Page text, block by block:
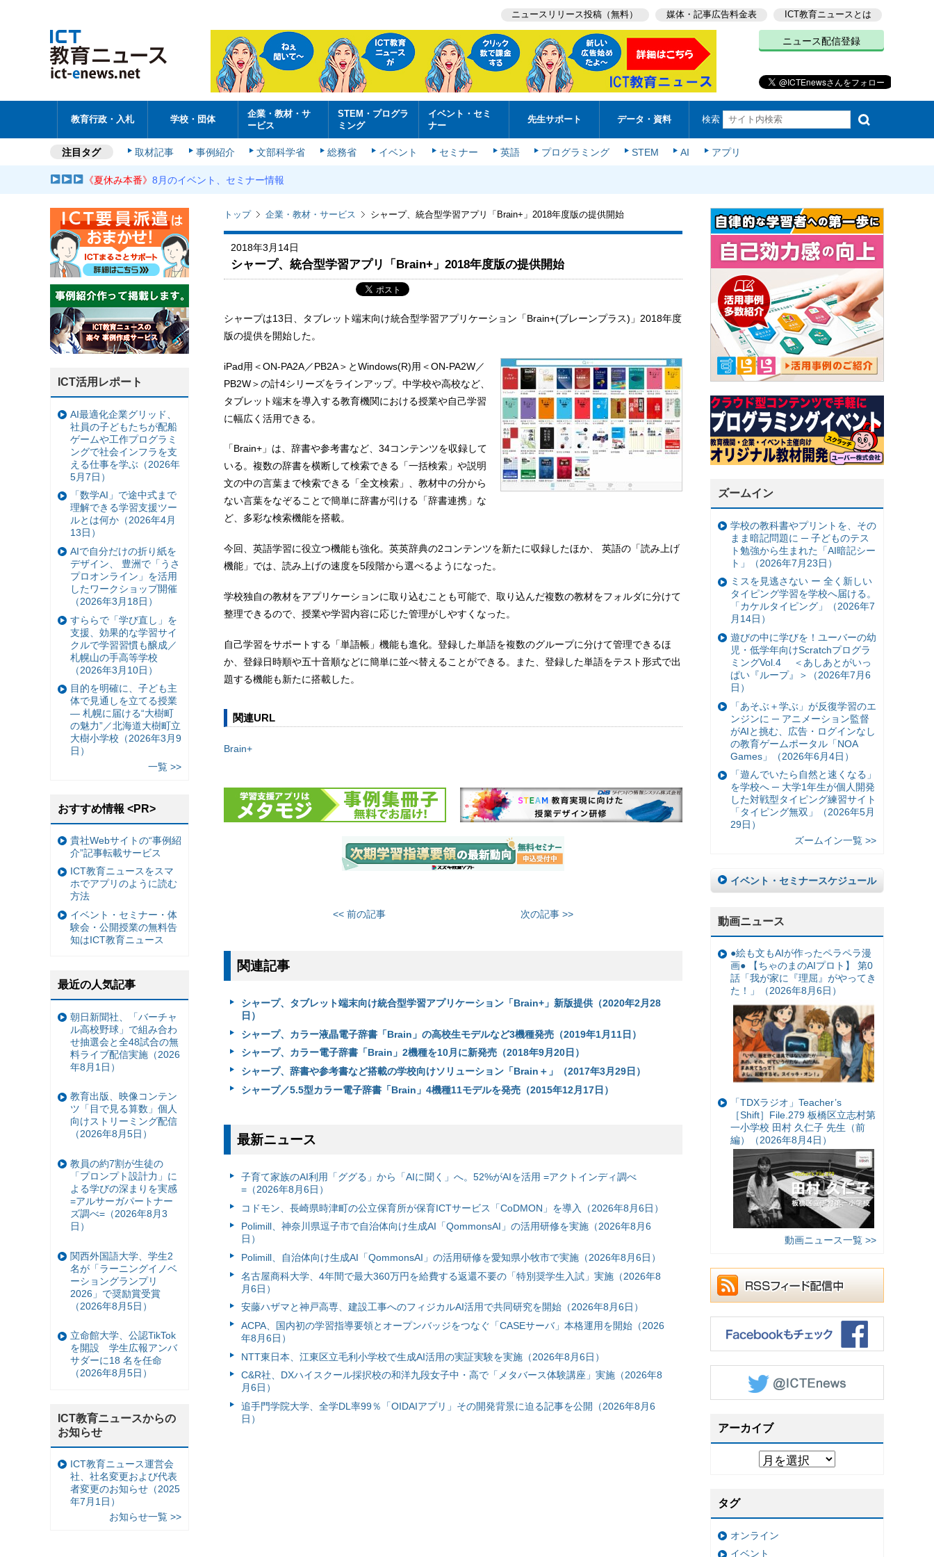
ニュースリリース投稿（無料） 媒体・記事広告料金表 ICT教育ニュースとは
ニュース配信登録
教育行政・入札 学校・団体
企業・教材・サ
ービス
STEM・プログラ
ミング
イベント・セミ
ナー
先生サポート データ・資料 検索
注目タグ 取材記事 事例紹介 文部科学省 総務省 イベント セミナー 英語 プログラミング STEM AI アプリ
《夏休み本番》8月のイベント、セミナー情報
トップ 企業・教材・サービス シャープ、統合型学習アプリ「Brain+」2018年度版の提供開始
2018年3月14日
シャープ、統合型学習アプリ「Brain+」2018年度版の提供開始
シャープは13日、タブレット端末向け統合型学習アプリケーション「Brain+(ブレーンプラス)」2018年度
版の提供を開始した。
iPad用＜ON-PA2A／PB2A＞とWindows(R)用＜ON-PA2W／
PB2W＞の計4シリーズをラインアップ。中学校や高校など、
タブレット端末を導入する教育機関における授業や自己学習
に幅広く活用できる。
「Brain+」は、辞書や参考書など、34コンテンツを収録して
いる。複数の辞書を横断して検索できる「一括検索」や説明
文の中の言葉まで検索できる「全文検索」、教材中の分から
ない言葉をなぞることで簡単に辞書が引ける「辞書連携」な
ど、多彩な検索機能を搭載。
今回、英語学習に役立つ機能も強化。英英辞典の2コンテンツを新たに収録したほか、 英語の「読み上げ
機能」では、読み上げの速度を5段階から選べるようになった。
学校独自の教材をアプリケーションに取り込むことも可能で、取り込んだ複数の教材をフォルダに分けて
整理できるので、授業や学習内容に応じた管理がしやすくなった。
自己学習をサポートする「単語帳」機能も進化。登録した単語を複数のグループに分けて管理できるほ
か、登録日時順や五十音順などに簡単に並べ替えることができる。また、登録した単語をテスト形式で出
題する機能も新たに搭載した。
関連URL
Brain+
<< 前の記事 次の記事 >>
関連記事
シャープ、タブレット端末向け統合型学習アプリケーション「Brain+」新版提供（2020年2月28
日）
シャープ、カラー液晶電子辞書「Brain」の高校生モデルなど3機種発売（2019年1月11日）
シャープ、カラー電子辞書「Brain」2機種を10月に新発売（2018年9月20日）
シャープ、辞書や参考書など搭載の学校向けソリューション「Brain＋」（2017年3月29日）
シャープ／5.5型カラー電子辞書「Brain」4機種11モデルを発売（2015年12月17日）
最新ニュース
子育て家族のAI利用「ググる」から「AIに聞く」へ。52%がAIを活用 =アクトインディ調べ
=（2026年8月6日）
コドモン、長崎県時津町の公立保育所が保育ICTサービス「CoDMON」を導入（2026年8月6日）
Polimill、神奈川県逗子市で自治体向け生成AI「QommonsAI」の活用研修を実施（2026年8月6
日）
Polimill、自治体向け生成AI「QommonsAI」の活用研修を愛知県小牧市で実施（2026年8月6日）
名古屋商科大学、4年間で最大360万円を給費する返還不要の「特別奨学生入試」実施（2026年8
月6日）
安藤ハザマと神戸高専、建設工事へのフィジカルAI活用で共同研究を開始（2026年8月6日）
ACPA、国内初の学習指導要領とオープンバッジをつなぐ「CASEサーバ」本格運用を開始（2026
年8月6日）
NTT東日本、江東区立毛利小学校で生成AI活用の実証実験を実施（2026年8月6日）
C&R社、DXハイスクール採択校の和洋九段女子中・高で「メタバース体験講座」実施（2026年8
月6日）
追手門学院大学、全学DL率99％「OIDAIアプリ」その開発背景に迫る記事を公開（2026年8月6
日）
ズームイン
学校の教科書やプリントを、その
まま暗記問題に ─ 子どものテス
ト勉強から生まれた「AI暗記シー
ト」（2026年7月23日）
ミスを見逃さない ー 全く新しい
タイピング学習を学校へ届ける。
「カケルタイピング」（2026年7
月14日）
遊びの中に学びを！ユーバーの幼
児・低学年向けScratchプログラ
ミングVol.4 ＜あしあとがいっ
ぱい『ループ』＞（2026年7月6
日）
「あそぶ＋学ぶ」が反復学習のエ
ンジンに ─ アニメーション監督
がAIと挑む、広告・ログインなし
の教育ゲームポータル「NOA
Games」（2026年6月4日）
「遊んでいたら自然と速くなる」
を学校へ ─ 大学1年生が個人開発
した対戦型タイピング練習サイト
「タイピング無双」（2026年5月
29日）
ズームイン一覧 >>
イベント・セミナースケジュール
動画ニュース
●絵も文もAIが作ったペラペラ漫
画● 【ちゃのまのAIプロト】 第0
話「我が家に『理屈』がやってき
た！」（2026年8月6日）
「TDXラジオ」Teacher’s
［Shift］File.279 板橋区立志村第
一小学校 田村 久仁子 先生（前
編）（2026年8月4日）
動画ニュース一覧 >>
アーカイブ
タグ
オンライン
イベント
ICT活用レポート
AI最適化企業グリッド、
社員の子どもたちが配船
ゲームや工作プログラミ
ングで社会インフラを支
える仕事を学ぶ（2026年
5月7日）
「数学AI」で途中式まで
理解できる学習支援ツー
ルとは何か（2026年4月
13日）
AIで自分だけの折り紙を
デザイン、 豊洲で「うさ
プロオンライン」を活用
したワークショップ開催
（2026年3月18日）
すららで「学び直し」を
支援、効果的な学習サイ
クルで学習習慣も醸成／
札幌山の手高等学校
（2026年3月10日）
目的を明確に、子ども主
体で見通しを立てる授業
— 札幌に届ける“大樹町
の魅力”／北海道大樹町立
大樹小学校（2026年3月9
日）
一覧 >>
おすすめ情報 <PR>
貴社Webサイトの“事例紹
介”記事転載サービス
ICT教育ニュースをスマ
ホでアプリのように読む
方法
イベント・セミナー・体
験会・公開授業の無料告
知はICT教育ニュース
最近の人気記事
朝日新聞社、「バーチャ
ル高校野球」で組み合わ
せ抽選会と全48試合の無
料ライブ配信実施（2026
年8月1日）
教育出版、映像コンテン
ツ「目で見る算数」個人
向けストリーミング配信
（2026年8月5日）
教員の約7割が生徒の
「プロンプト設計力」に
よる学びの深まりを実感
=アルサーガパートナー
ズ調べ=（2026年8月3
日）
関西外国語大学、学生2
名が「ラーニングイノベ
ーショングランプリ
2026」で奨励賞受賞
（2026年8月5日）
立命館大学、公認TikTok
を開設 学生広報アンバ
サダーに18 名を任命
（2026年8月5日）
ICT教育ニュースからの
お知らせ
ICT教育ニュース運営会
社、社名変更および代表
者変更のお知らせ（2025
年7月1日）
お知らせ一覧 >>